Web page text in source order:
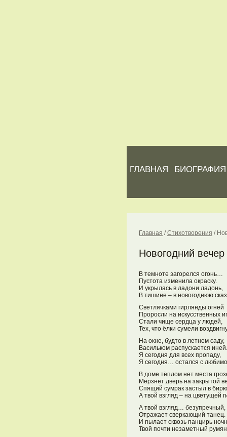
ГЛАВНАЯ БИОГРАФИЯ
Главная /Стихотворения /
Новогодний вечер
В темноте загорелся огонь…
Пустота изменила окраску.
И укрылась в ладони ладонь,
В тишине – в новогоднюю
Светлячками гирлянды огней
Проросли на искусственных
Стали чище сердца у людей,
Тех, что ёлки сумели
На окне, будто в летнем саду,
Васильком распускается иней.
Я сегодня для всех пропаду,
Я сегодня… остался с
В доме тёплом нет места
Мёрзнет дверь на закрытой
Спящий сумрак застыл в
А твой взгляд – на цветущей
А твой взгляд…
Отражает сверкающий танец.
И пылает сквозь панцирь
Твой почти незаметный